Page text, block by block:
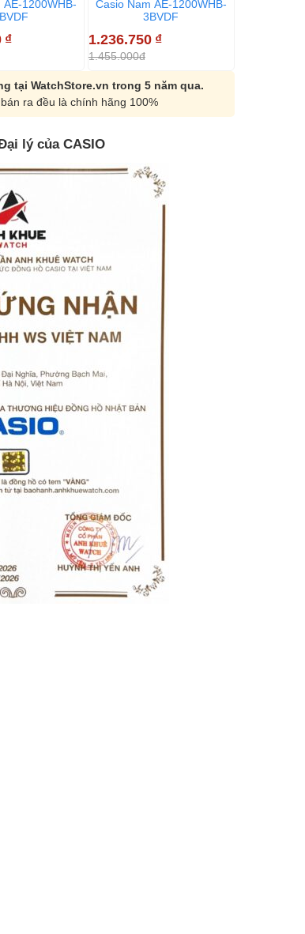
AE-1200WHB-
₫
Casio Nam AE-1200WHB-
3BVDF
1.236.750 ₫
1.455.000đ
tại WatchStore.vn trong 5 năm qua.
ra đều là chính hãng 100%
lý của CASIO